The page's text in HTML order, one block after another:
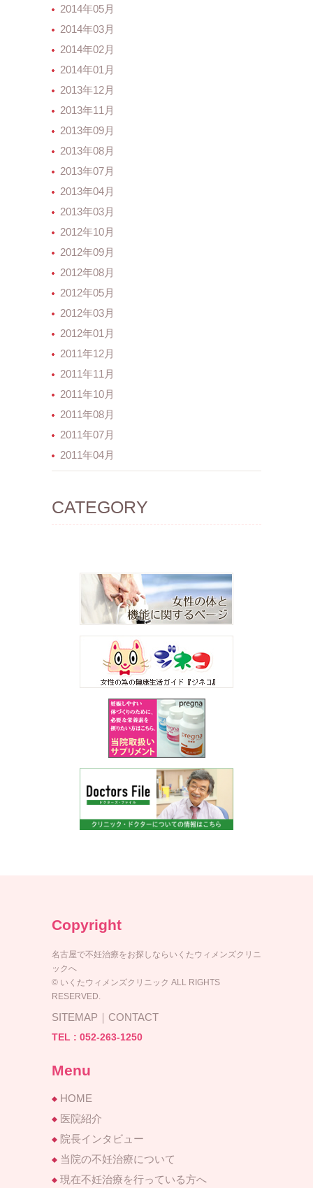
2014年05月
2014年03月
2014年02月
2014年01月
2013年12月
2013年11月
2013年09月
2013年08月
2013年07月
2013年04月
2013年03月
2012年10月
2012年09月
2012年08月
2012年05月
2012年03月
2012年01月
2011年12月
2011年11月
2011年10月
2011年08月
2011年07月
2011年04月
CATEGORY
Copyright
名古屋で不妊治療をお探しならいくたウィメンズクリニ
ックへ
© いくたウィメンズクリニック ALL RIGHTS
RESERVED.
SITEMAP ｜ CONTACT
TEL : 052-263-1250
Menu
HOME
医院紹介
院長インタビュー
当院の不妊治療について
現在不妊治療を行っている方へ